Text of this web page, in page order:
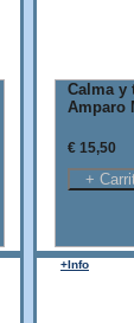
Calma y
Amparo
€ 15,50
+Info